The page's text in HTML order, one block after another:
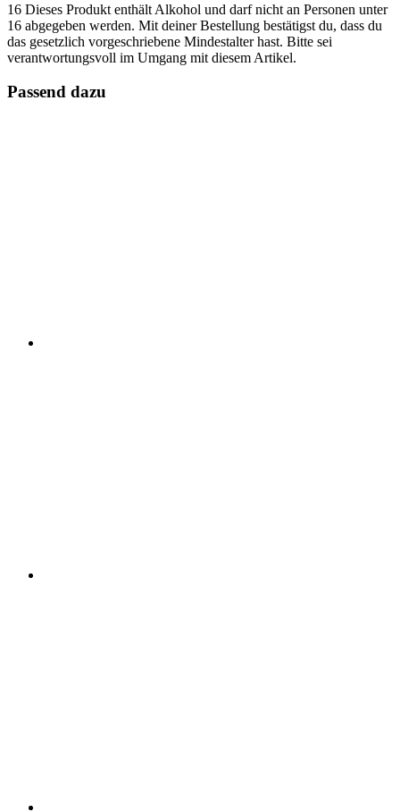
16 Dieses Produkt enthält Alkohol und darf nicht an Personen unter
16 abgegeben werden. Mit deiner Bestellung bestätigst du, dass du
das gesetzlich vorgeschriebene Mindestalter hast. Bitte sei
verantwortungsvoll im Umgang mit diesem Artikel.
Passend dazu